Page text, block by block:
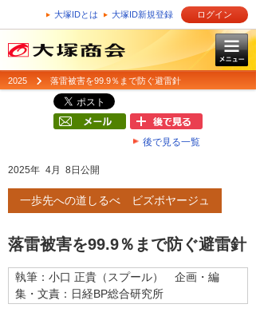
大塚IDとは 大塚ID新規登録 ログイン
2025 落雷被害を99.9％まで防ぐ避雷針
後で見る一覧
2025年 4月 8日公開
一歩先への道しるべ ビズボヤージュ
落雷被害を99.9％まで防ぐ避雷針
執筆：小口 正貴（スプール） 企画・編
集・文責：日経BP総合研究所